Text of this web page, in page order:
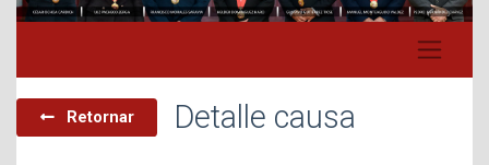
Retornar Detalle causa